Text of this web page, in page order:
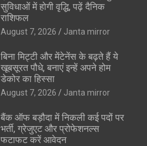
सुविधाओं में होगी वृद्धि, पढ़ें दैनिक
राशिफल
August 7, 2026 Janta mirror
बिना मिट्टी और मेंटेनेंस के बढ़ते हैं ये
खूबसूरत पौधे, बनाएं इन्‍हें अपने होम
डेकोर का हिस्‍सा
August 7, 2026 Janta mirror
बैंक ऑफ बड़ौदा में निकली कई पदों पर
भर्ती, ग्रेजुएट और प्रोफेशनल्स
फटाफट करें आवेदन